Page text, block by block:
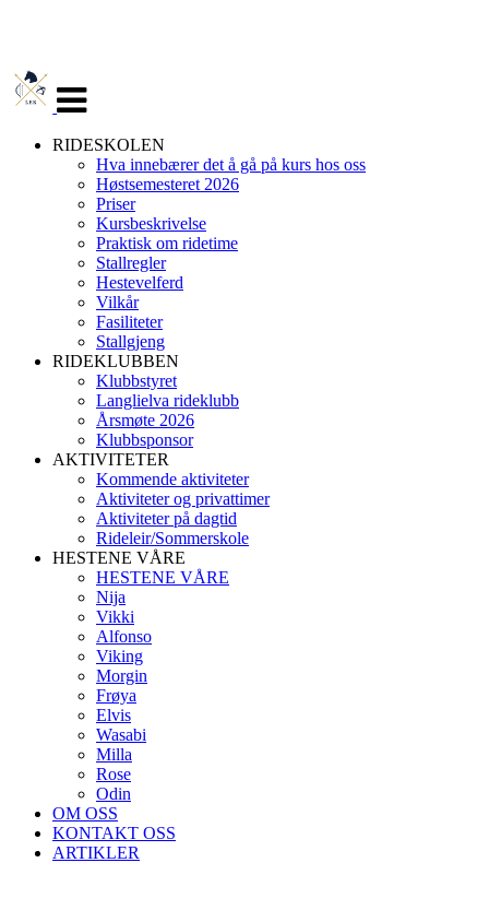
navigasjon
RIDESKOLEN
Hva innebærer det å gå på kurs hos oss
Høstsemesteret 2026
Priser
Kursbeskrivelse
Praktisk om ridetime
Stallregler
Hestevelferd
Vilkår
Fasiliteter
Stallgjeng
RIDEKLUBBEN
Klubbstyret
Langlielva rideklubb
Årsmøte 2026
Klubbsponsor
AKTIVITETER
Kommende aktiviteter
Aktiviteter og privattimer
Aktiviteter på dagtid
Rideleir/Sommerskole
HESTENE VÅRE
HESTENE VÅRE
Nija
Vikki
Alfonso
Viking
Morgin
Frøya
Elvis
Wasabi
Milla
Rose
Odin
OM OSS
KONTAKT OSS
ARTIKLER